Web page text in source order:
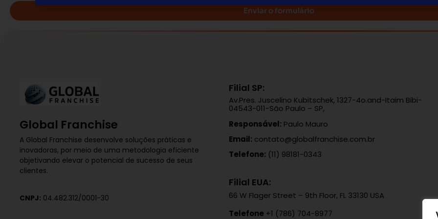
Enviar o formulário
Global Franchise
A Global Franchise desenvolve soluções práticas e
inovadoras, por meio de uma metodologia eficiente
objetivando elevar o potencial de sucesso de seus
clientes.
CNPJ: 04.482.312/0001-30
Filial SP:
Av.Pres. Juscelino Kubitschek, 1327-4o.and-Itaim Bibi-
04543-011-São Paulo – SP,
Responsável:Paulo Mauro
Email:contato@globalfranchise.com.br
Telefone:(11) 98181-0343
Filial EUA:
66 W Flager Street – 9th Floor, FL 33130 USA
Telefone+1 (786) 704-8977